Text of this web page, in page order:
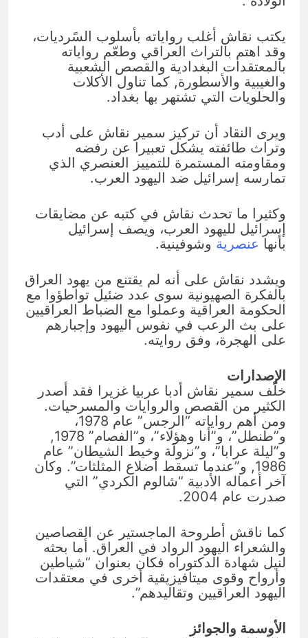
يكتب نقاش أغلب رواياته بأسلوب السًرديات،
وقد اهتم بالتراث العراقي وطعّم رواياته
بالمعتقدات البغدادية والقصص الشعبية
والغيبية والأسطورة, كما تناول الأكلات
والحلويات التي تشتهر بها بغداد.
ويرى النقاد أن تركيز سمير نقاش على أدب
وتراث طائفته يشكل تعبيرا عن رفضه
ومقاومته المستمرة للتمييز العنصري الذي
تمارسه إسرائيل ضد اليهود العرب.
وكثيرا ما تحدث نقاش في كتبه عن مضايقات
إسرائيل لليهود العرب، ويصف إسرائيل
بأنها عنصرية وشوفينية.
ويشدد نقاش على أنه لم يقتنع من يهود العراق
بالفكرة الصهيونية سوى عدد ضئيل تواطؤوا مع
الحكومة العراقية وعملوا مع الضباط العراقيين
على بث الرعب في نفوس اليهود وإجبارهم
على الهجرة، وفق روايته.
الإصدارات
خلّف سمير نقاش أدبا عربيا غزيرا فقد أصدر
الكثير من القصص والروايات والمسرحيات.
ومن أهم رواياته “الرجس” عام 1978،
و”طنطل”، و”أنا وهؤلاء”، و”الفصام” 1978,
و”ليلة عرابا”، و”نزولَة وخيط الشيطان” عام
1986, و”عندما تسقط أضلاع المثلثات”. وكان
آخر أعماله الأدبية “شالوم الكردي” التي
صدرت عام 2004.
كما ناقش أطروحة الماجستير عن القصاصين
والشعراء اليهود الرواد في العراق. أما بحثه
لنيل شهادة الدكتوراه فكان بعنوان “شياطين
وأرواح وقوى ميتافيزيقية أخرى في معتقدات
اليهود العراقيين وتقاليدهم”.
الأوسمة والجوائز